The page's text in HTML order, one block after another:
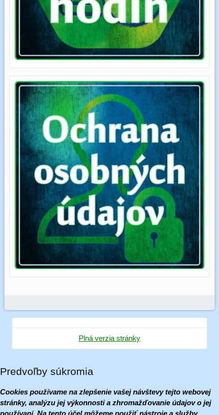
Plná verzia stránky
Predvoľby súkromia
Cookies používame na zlepšenie vašej návštevy tejto webovej
stránky, analýzu jej výkonnosti a zhromažďovanie údajov o jej
používaní. Na tento účel môžeme použiť nástroje a služby